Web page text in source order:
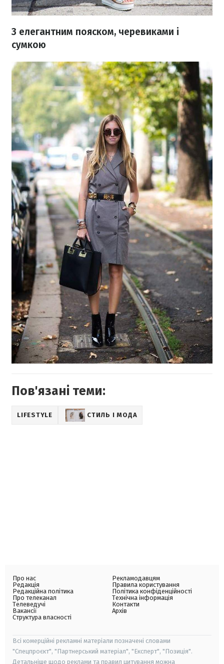
З елегантним пояском, черевиками і
сумкою
Пов'язані теми:
LIFESTYLE СТИЛЬ І МОДА
Про нас
Редакція
Редакційна політика
Про телеканал
Телеведучі
Вакансії
Структура власності
Рекламодавцям
Правила користування
Політика конфіденційності
Технічна інформація
Контакти
Архів
Всі комерційні рекламні матеріали позначені словами
"Спецпроєкт", "Партнерський матеріал", "Експерт", "Позиція".
Детальніше щодо реклами та правил цитування можна